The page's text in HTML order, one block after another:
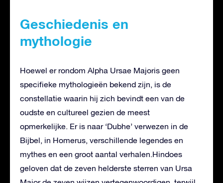
Geschiedenis en
mythologie
Hoewel er rondom Alpha Ursae Majoris geen
specifieke mythologieën bekend zijn, is de
constellatie waarin hij zich bevindt een van de
oudste en cultureel gezien de meest
opmerkelijke. Er is naar ‘Dubhe’ verwezen in de
Bijbel, in Homerus, verschillende legendes en
mythes en een groot aantal verhalen.Hindoes
geloven dat de zeven helderste sterren van Ursa